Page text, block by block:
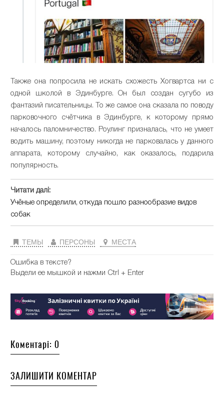
Также она попросила не искать схожесть Хогвартса ни с
одной школой в Эдинбурге. Он был создан сугубо из
фантазий писательницы. То же самое она сказала по поводу
парковочного счётчика в Эдинбурге, к которому прямо
началось паломничество. Роулинг призналась, что не умеет
водить машину, поэтому никогда не парковалась у данного
аппарата, которому случайно, как оказалось, подарила
популярность.
Читати далі:
Учёные определили, откуда пошло разнообразие видов
собак
ТЕМЫ ПЕРСОНЫ МЕСТА
Ошибка в тексте?
Выдели ее мышкой и нажми Ctrl + Enter
Коментарі: 0
ЗАЛИШИТИ КОМЕНТАР